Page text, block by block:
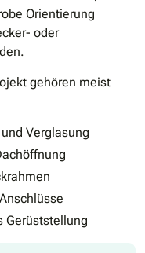
Orientierung
oder
gehören meist
Verglasung
Gerüststellung